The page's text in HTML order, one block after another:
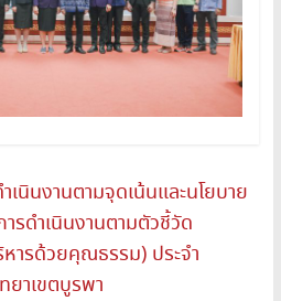
เนินงานตามจุดเน้นและนโยบาย
รดำเนินงานตามตัวชี้วัด
ารด้วยคุณธรรม) ประจำ
าเขตบูรพา